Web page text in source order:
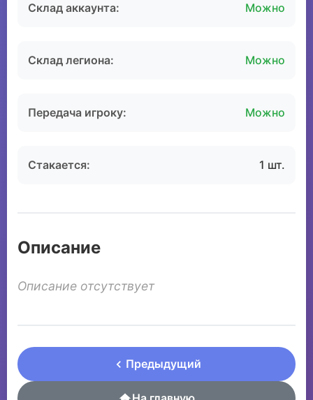
Склад аккаунта: Можно
Склад легиона: Можно
Передача игроку: Можно
Стакается: 1 шт.
Описание
Описание отсутствует
Предыдущий